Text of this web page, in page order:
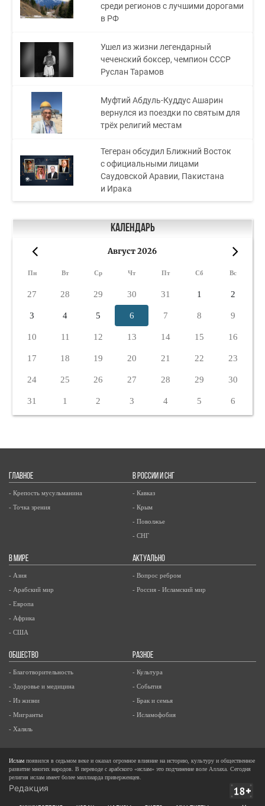
среди регионов с лучшими дорогами
в РФ
Ушел из жизни легендарный
чеченский боксер, чемпион СССР
Руслан Тарамов
Муфтий Абдуль-Куддус Ашарин
вернулся из поездки по святым для
трёх религий местам
Тегеран обсудил Ближний Восток
с официальными лицами
Саудовской Аравии, Пакистана
и Ирака
Календарь
Август 2026
Пн Вт Ср Чт Пт Сб Вс
27 28 29 30 31 1 2
3 4 5 6 7 8 9
10 11 12 13 14 15 16
17 18 19 20 21 22 23
24 25 26 27 28 29 30
31 1 2 3 4 5 6
ГЛАВНОЕ
- Крепость мусульманина
- Точка зрения
В РОССИИ И СНГ
- Кавказ
- Крым
- Поволжье
- СНГ
В МИРЕ
- Азия
- Арабский мир
- Европа
- Африка
- США
АКТУАЛЬНО
- Вопрос ребром
- Россия - Исламский мир
ОБЩЕСТВО
- Благотворительность
- Здоровье и медицина
- Из жизни
- Мигранты
- Халяль
РАЗНОЕ
- Культура
- События
- Брак и семья
- Исламофобия
Ислам появился в седьмом веке и оказал огромное влияние на историю, культуру и общественное
развитие многих народов. В переводе с арабского «ислам» это подчинение воле Аллаха. Сегодня
религия ислам имеет более миллиарда приверженцев.
Редакция